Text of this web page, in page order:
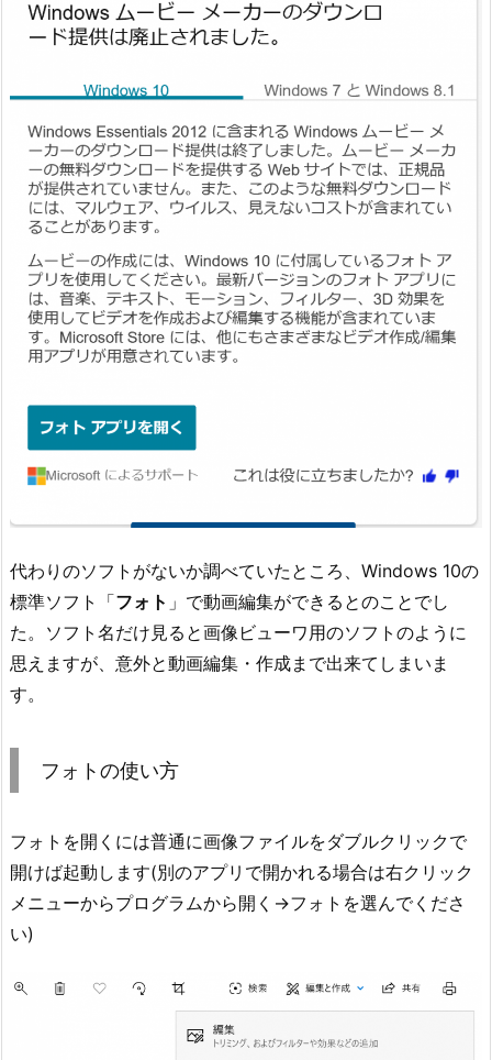
代わりのソフトがないか調べていたところ、Windows 10の
標準ソフト「フォト 」で動画編集ができるとのことでし
た。ソフト名だけ見ると画像ビューワ用のソフトのように
思えますが、意外と動画編集・作成まで出来てしまいま
す。
フォトの使い方
フォトを開くには普通に画像ファイルをダブルクリックで
開けば起動します(別のアプリで開かれる場合は右クリック
メニューからプログラムから開く→フォトを選んでくださ
い)